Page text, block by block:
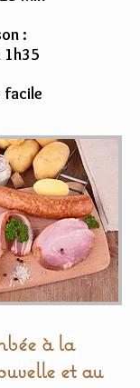
:
1h35
facile
à la
et au